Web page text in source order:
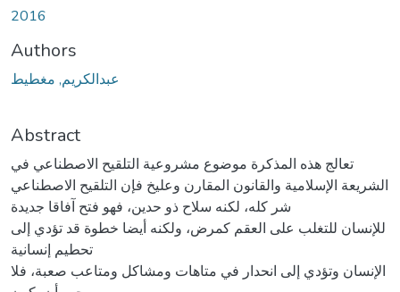
2016
Authors
عبدالكريم, مغطيط
Abstract
تعالج هذه المذكرة موضوع مشروعية التلقيح الاصطناعي في
الشريعة الإسلامية والقانون المقارن وعليخ فإن التلقيح الاصطناعي
شر كله، لكنه سلاح ذو حدين، فهو فتح آفاقا جديدة
للإنسان للتغلب على العقم كمرض، ولكنه أيضا خطوة قد تؤدي إلى
تحطيم إنسانية
الإنسان وتؤدي إلى انحدار في متاهات ومشاكل ومتاعب صعبة، فلا